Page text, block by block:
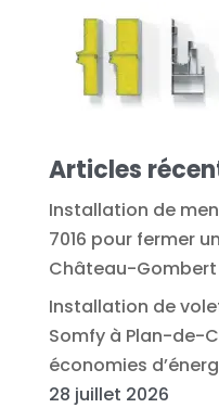
Articles
Installation de
7016 pour fermer
Château-Gombert
Installation de
Somfy à Plan-de-
économies
28 juillet 2026